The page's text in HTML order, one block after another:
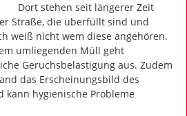
Dort stehen seit längerer Zeit
Straße, die überfüllt sind und
weiß nicht wem diese angehören.
umliegenden Müll geht
Geruchsbelästigung aus. Zudem
das Erscheinungsbild des
kann hygienische Probleme